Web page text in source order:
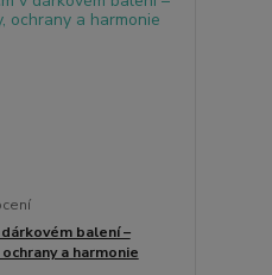
balení –
a harmonie